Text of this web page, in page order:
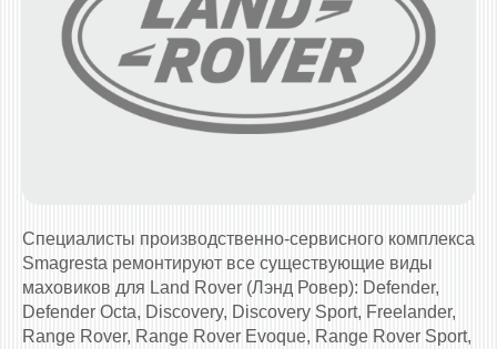
Специалисты производственно-сервисного комплекса
Smagresta ремонтируют все существующие виды
маховиков для Land Rover (Лэнд Ровер): Defender,
Defender Octa, Discovery, Discovery Sport, Freelander,
Range Rover, Range Rover Evoque, Range Rover Sport,